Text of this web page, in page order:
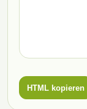
HTML kopieren